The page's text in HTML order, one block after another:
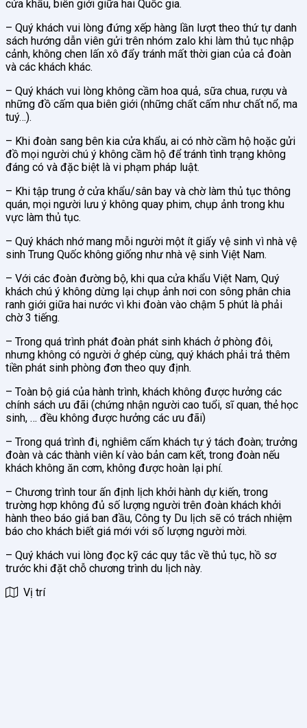
cửa khẩu, biên giới giữa hai Quốc gia.
– Quý khách vui lòng đứng xếp hàng lần lượt theo thứ tự danh
sách hướng dẫn viên gửi trên nhóm zalo khi làm thủ tục nhập
cảnh, không chen lấn xô đẩy tránh mất thời gian của cả đoàn
và các khách khác.
– Quý khách vui lòng không cầm hoa quả, sữa chua, rượu và
những đồ cấm qua biên giới (những chất cấm như chất nổ, ma
tuý…).
– Khi đoàn sang bên kia cửa khẩu, ai có nhờ cầm hộ hoặc gửi
đồ mọi người chú ý không cầm hộ để tránh tình trạng không
đáng có và đặc biệt là vi phạm pháp luật.
– Khi tập trung ở cửa khẩu/sân bay và chờ làm thủ tục thông
quán, mọi người lưu ý không quay phim, chụp ảnh trong khu
vực làm thủ tục.
– Quý khách nhớ mang mỗi người một ít giấy vệ sinh vì nhà vệ
sinh Trung Quốc không giống như nhà vệ sinh Việt Nam.
– Với các đoàn đường bộ, khi qua cửa khẩu Việt Nam, Quý
khách chú ý không dừng lại chụp ảnh nơi con sông phân chia
ranh giới giữa hai nước vì khi đoàn vào chậm 5 phút là phải
chờ 3 tiếng.
– Trong quá trình phát đoàn phát sinh khách ở phòng đôi,
nhưng không có người ở ghép cùng, quý khách phải trả thêm
tiền phát sinh phòng đơn theo quy định.
– Toàn bộ giá của hành trình, khách không được hưởng các
chính sách ưu đãi (chứng nhận người cao tuổi, sĩ quan, thẻ học
sinh, … đều không được hưởng các ưu đãi)
– Trong quá trình đi, nghiêm cấm khách tự ý tách đoàn; trưởng
đoàn và các thành viên kí vào bản cam kết, trong đoàn nếu
khách không ăn cơm, không được hoàn lại phí.
– Chương trình tour ấn định lịch khởi hành dự kiến, trong
trường hợp không đủ số lượng người trên đoàn khách khởi
hành theo báo giá ban đầu, Công ty Du lịch sẽ có trách nhiệm
báo cho khách biết giá mới với số lượng người mời.
– Quý khách vui lòng đọc kỹ các quy tắc về thủ tục, hồ sơ
trước khi đặt chỗ chương trình du lịch này.
Vị trí